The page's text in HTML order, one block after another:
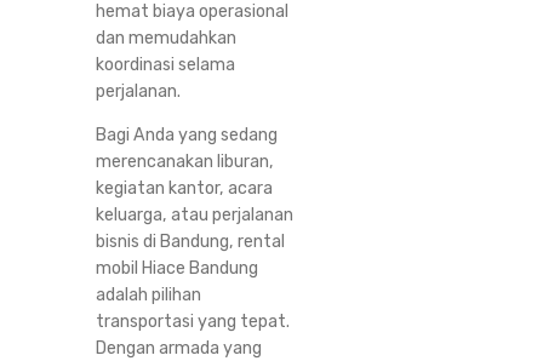
hemat biaya operasional
dan memudahkan
koordinasi selama
perjalanan.
Bagi Anda yang sedang
merencanakan liburan,
kegiatan kantor, acara
keluarga, atau perjalanan
bisnis di Bandung, rental
mobil Hiace Bandung
adalah pilihan
transportasi yang tepat.
Dengan armada yang